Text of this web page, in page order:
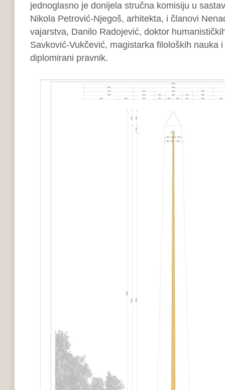
jednoglasno je donijela stručna komisiju u
Nikola Petrović-Njegoš, arhitekta, i članovi
vajarstva, Danilo Radojević, doktor
Savković-Vukčević, magistarka filoloških nauka
diplomirani pravnik.